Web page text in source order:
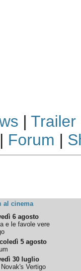
| Trailer
| Forum |
al cinema
6 agosto
e le favole vere
5 agosto
30 luglio
Vertigo